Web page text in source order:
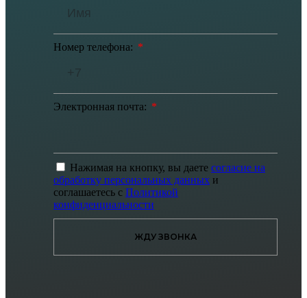
Номер телефона:
Электронная почта:
Нажимая на кнопку, вы даете согласие на
обработку персональных данных и
соглашаетесь с Политикой
конфиденциальности
ЖДУ ЗВОНКА